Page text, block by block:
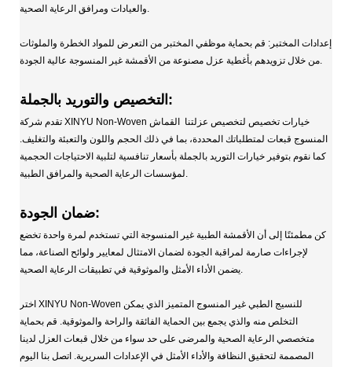
والعيادات ومرافق الرعاية الصحية.
إعدادات المختبر: قم بحماية موظفي المختبر من التعرض للمواد الخطرة والملوثات
من خلال تزويدهم بأغطية عزل مصنوعة من الأقمشة غير المنسوجة عالية الجودة.
التخصيص والتوريد بالجملة:
تقدم شركة XINYU Non-Woven خيارات تخصيص لتخصيص عزلتنا
القماش
المنسوج قبعات لمتطلباتك المحددة، بما في ذلك الحجم واللون والتعبئة والتغليف.
كما نقوم بتوفير خيارات التوريد بالجملة بأسعار تنافسية لتلبية الاحتياجات الحجمية
لمؤسسات الرعاية الصحية والمرافق الطبية.
ضمان الجودة:
كن مطمئنًا إلى أن الأقمشة الطبية غير المنسوجة التي تستخدم لمرة واحدة تخضع
لإجراءات صارمة لمراقبة الجودة لضمان الامتثال لمعايير ولوائح الصناعة، مما
يضمن الأداء الأمثل والموثوقية في تطبيقات الرعاية الصحية.
اختر XINYU Non-Woven للنسيج الطبي غير المنسوج المتميز الذي يمكن
التخلص منه والذي يجمع بين الحماية الفائقة والراحة والموثوقية. قم بحماية
متخصصي الرعاية الصحية والمرضى على حد سواء من خلال قبعات العزل لدينا
المصممة لتحقيق النظافة والأداء الأمثل في الإعدادات السريرية. اتصل بنا اليوم